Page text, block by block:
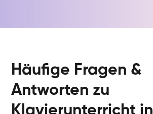
Häufige Fragen &
Antworten zu
Klavierunterricht in